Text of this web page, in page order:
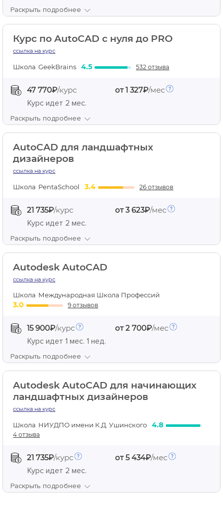
Раскрыть подробнее
Курс по AutoCAD с нуля до PRO
ссылка на курс
Школа GeekBrains 4.5 532 отзыва
47 770₽/курс от 1 327₽/мес
Курс идет 2 мес.
Раскрыть подробнее
AutoCAD для ландшафтных
дизайнеров
ссылка на курс
Школа PentaSchool 3.4 26 отзывов
21 735₽/курс от 3 623₽/мес
Курс идет 2 мес.
Раскрыть подробнее
Autodesk AutoCAD
ссылка на курс
Школа Международная Школа Профессий
3.0 9 отзывов
15 900₽/курс от 2 700₽/мес
Курс идет 1 мес. 1 нед.
Раскрыть подробнее
Autodesk AutoCAD для начинающих
ландшафтных дизайнеров
ссылка на курс
Школа НИУДПО имени К.Д. Ушинского 4.8
4 отзыва
21 735₽/курс от 5 434₽/мес
Курс идет 2 мес.
Раскрыть подробнее